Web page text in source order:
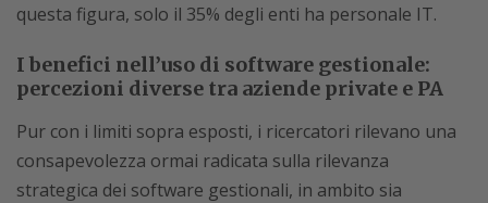
questa figura, solo il 35% degli enti ha personale IT.
I benefici nell’uso di software gestionale:
percezioni diverse tra aziende private e PA
Pur con i limiti sopra esposti, i ricercatori rilevano una
consapevolezza ormai radicata sulla rilevanza
strategica dei software gestionali, in ambito sia